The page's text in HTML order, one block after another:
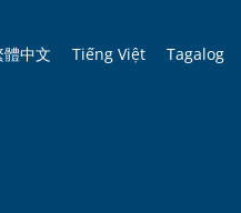
體中文 Tiếng Việt Tagalog